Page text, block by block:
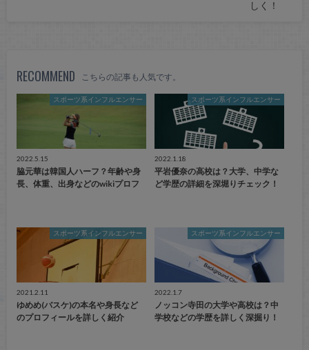
しく！
RECOMMEND こちらの記事も人気です。
スポーツ系インフルエンサー
2022.5.15
脇元華は韓国人ハーフ？年齢や身
長、体重、出身などのwikiプロフ
スポーツ系インフルエンサー
2022.1.18
平岩優奈の高校は？大学、中学な
ど学歴の詳細を深堀りチェック！
スポーツ系インフルエンサー
2021.2.11
ゆめめ(バスケ)の本名や身長など
のプロフィールを詳しく紹介
スポーツ系インフルエンサー
2022.1.7
ノッコン寺田の大学や高校は？中
学校などの学歴を詳しく深掘り！